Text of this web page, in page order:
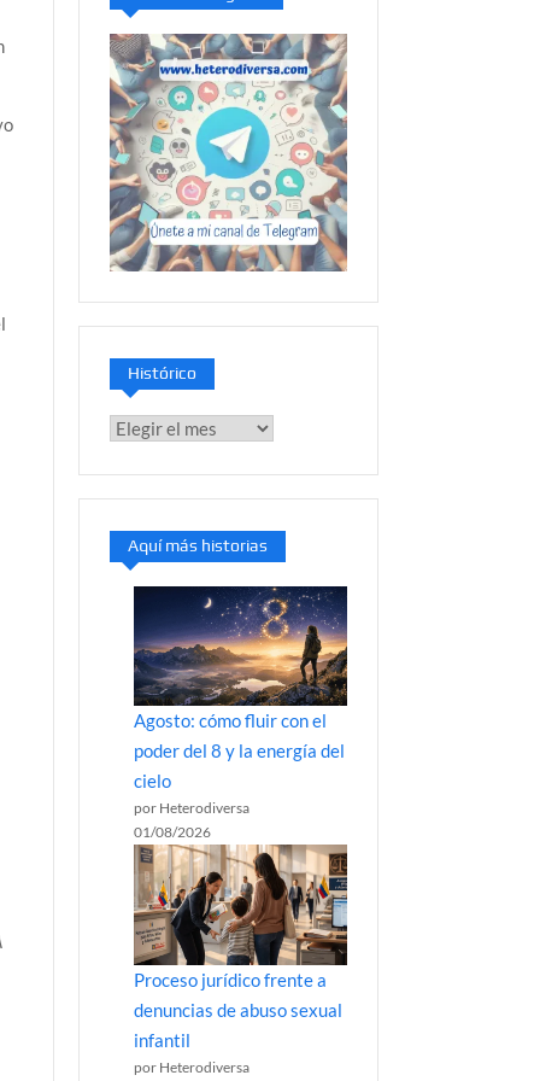
Histórico
Aquí más historias
Agosto: cómo fluir con el
poder del 8 y la energía del
cielo
por Heterodiversa
01/08/2026
Proceso jurídico frente a
denuncias de abuso sexual
infantil
por Heterodiversa